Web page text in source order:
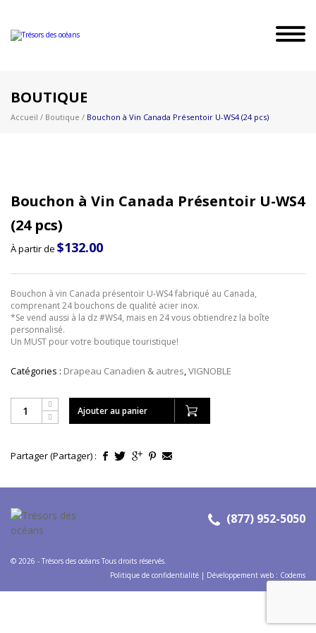
BOUTIQUE
Accueil / Boutique / Bouchon à Vin Canada Présentoir U-WS4 (24 pcs)
Bouchon à Vin Canada Présentoir U-WS4
(24 pcs)
À partir de $132.00
Bouchon à vin Canada présentoir U-WS4 fabriqué au Canada,
comprenant 24 bouchons de qualité acier inox.
*Se vend aussi à la dz #WS4, mais en 24 vous obtiendrez la boîte
personnalisé.
Un MUST pour votre boutique touristique!
Catégories : Drapeau Canadien & autres,VIGNOBLE
Ajouter au panier
Partager (Partager) :
(877) 952-5050
© 2026 - Trésors des océans Tous droits réservés.
Politique de confidentialité | Développement web : Codems